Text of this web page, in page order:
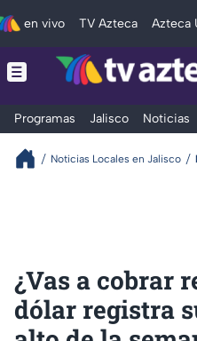
en vivo TV Azteca Azteca
Programas Jalisco Noticias
Noticias Locales en Jalisco
¿Vas a cobrar
dólar registra